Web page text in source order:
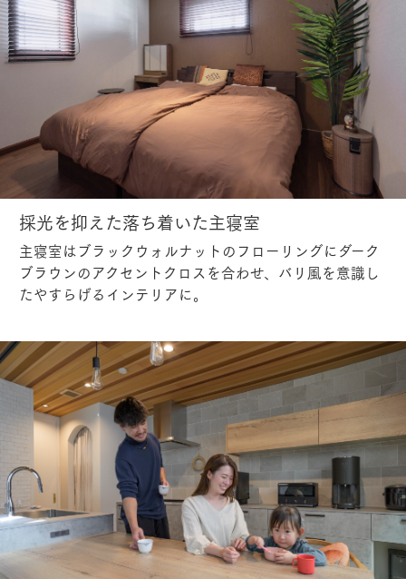
採光を抑えた落ち着いた主寝室
主寝室はブラックウォルナットのフローリングにダーク
ブラウンのアクセントクロスを合わせ、バリ風を意識し
たやすらげるインテリアに。